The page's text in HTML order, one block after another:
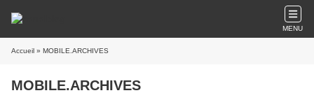
MENU
Accueil » MOBILE.ARCHIVES
MOBILE.ARCHIVES